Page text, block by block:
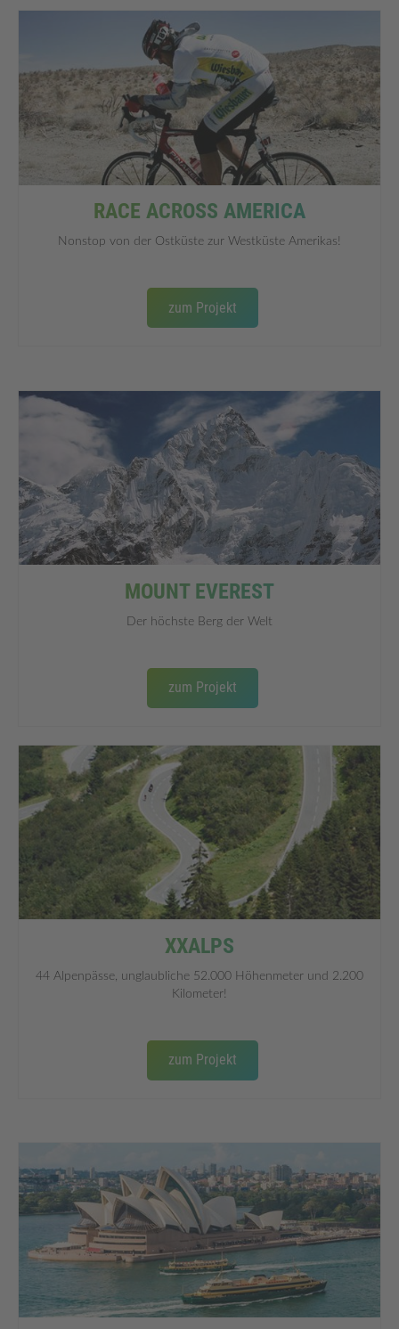
RACE ACROSS AMERICA
Nonstop von der Ostküste zur Westküste Amerikas!
zum Projekt
MOUNT EVEREST
Der höchste Berg der Welt
zum Projekt
XXALPS
44 Alpenpässe, unglaubliche 52.000 Höhenmeter und 2.200
Kilometer!
zum Projekt